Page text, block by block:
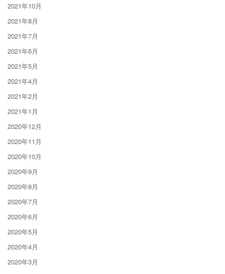
2021年10月
2021年8月
2021年7月
2021年6月
2021年5月
2021年4月
2021年2月
2021年1月
2020年12月
2020年11月
2020年10月
2020年9月
2020年8月
2020年7月
2020年6月
2020年5月
2020年4月
2020年3月